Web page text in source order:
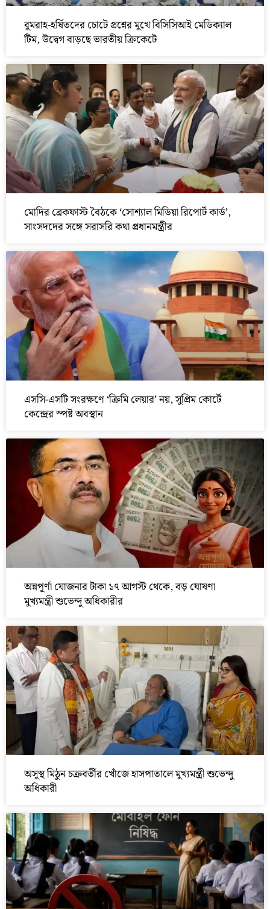
বুমরাহ-হর্ষিতদের চোটে প্রশ্নের মুখে বিসিসিআই মেডিক্যাল
টিম, উদ্বেগ বাড়ছে ভারতীয় ক্রিকেটে
মোদির ব্রেকফাস্ট বৈঠকে ‘সোশ্যাল মিডিয়া রিপোর্ট কার্ড’,
সাংসদদের সঙ্গে সরাসরি কথা প্রধানমন্ত্রীর
এসসি-এসটি সংরক্ষণে ‘ক্রিমি লেয়ার’ নয়, সুপ্রিম কোর্টে
কেন্দ্রের স্পষ্ট অবস্থান
অন্নপূর্ণা যোজনার টাকা ১৭ আগস্ট থেকে, বড় ঘোষণা
মুখ্যমন্ত্রী শুভেন্দু অধিকারীর
অসুস্থ মিঠুন চক্রবর্তীর খোঁজে হাসপাতালে মুখ্যমন্ত্রী শুভেন্দু
অধিকারী